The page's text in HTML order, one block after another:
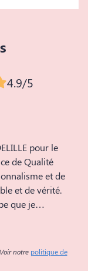
4.9/5
pour le
de Qualité
et de
et de vérité.
que je
notre politique de